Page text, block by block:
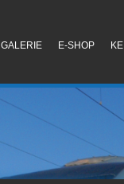
GALERIE E-SHOP